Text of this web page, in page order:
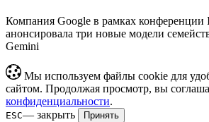
Компания Google в рамках конференции
анонсировала три новые модели
Gemini
Мы используем файлы cookie для
сайтом. Продолжая просмотр, вы
конфиденциальности.
ESC— закрыть Принять